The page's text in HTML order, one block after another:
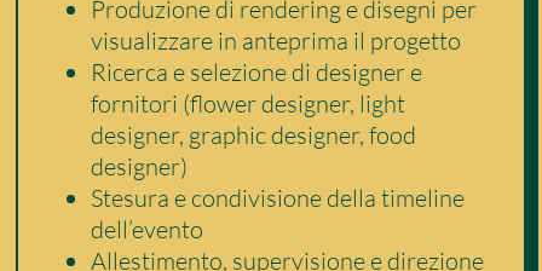
Produzione di rendering e disegni per
visualizzare in anteprima il progetto
Ricerca e selezione di designer e
fornitori (flower designer, light
designer, graphic designer, food
designer)
Stesura e condivisione della timeline
dell’evento
Allestimento, supervisione e direzione